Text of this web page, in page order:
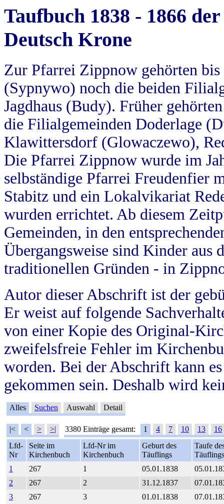
Taufbuch 1838 - 1866
Deutsch Krone
Zur Pfarrei Zippnow gehörten
(Sypnywo) noch die beiden
Jagdhaus (Budy). Früher
die Filialgemeinden Doderlage
Klawittersdorf (Glowaczewo),
Die Pfarrei Zippnow wurde im
selbständige Pfarrei Freudenfier
Stabitz und ein Lokalvikariat
wurden errichtet. Ab diesem
Gemeinden, in den
Übergangsweise sind Kinder aus
traditionellen Gründen - in
Autor dieser Abschrift ist der
Er weist auf folgende
von einer Kopie des Original-
zweifelsfreie Fehler im
worden. Bei der Abschrift kann
gekommen sein. Deshalb wird
Alles Suchen Auswahl Detail
|< < > >| 3380 Einträge gesamt: 1 4 7 10 13
16
Lfd-
Nr
Seite im
Kirchenbuch
Lfd-Nr im
Kirchenbuch
Geburt des
Täuflings
Taufe
Täuflings
1
267 1 05.01.1838
2
267 2 31.12.1837
3
267 3 01.01.1838